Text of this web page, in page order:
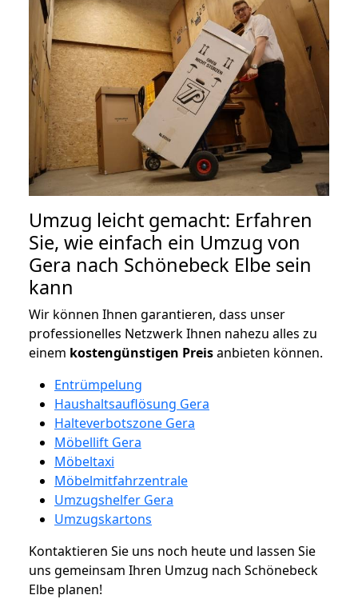
Umzug leicht gemacht: Erfahren
Sie, wie einfach ein Umzug von
Gera nach Schönebeck Elbe sein
kann
Wir können Ihnen garantieren, dass unser
professionelles Netzwerk Ihnen nahezu alles zu
einem kostengünstigen Preisanbieten können.
Entrümpelung
Haushaltsauflösung Gera
Halteverbotszone Gera
Möbellift Gera
Möbeltaxi
Möbelmitfahrzentrale
Umzugshelfer Gera
Umzugskartons
Kontaktieren Sie uns noch heute und lassen Sie
uns gemeinsam Ihren Umzug nach Schönebeck
Elbe planen!